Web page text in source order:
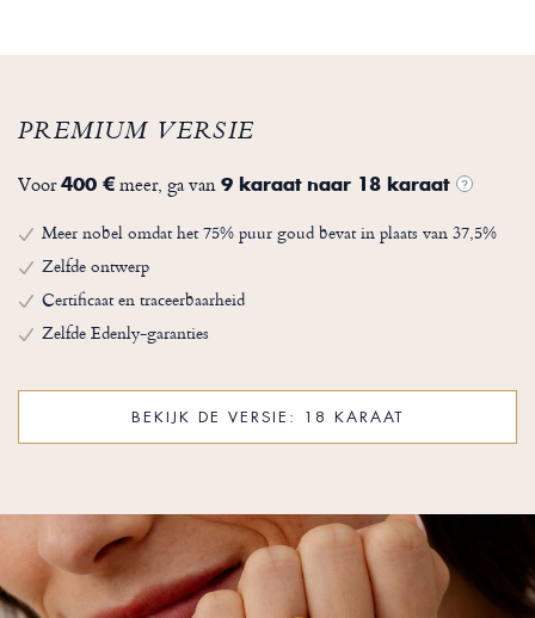
PREMIUM VERSIE
Voor400 €meer, ga van 9 karaat naar 18 karaat ?
Meer nobel omdat het 75% puur goud bevat in plaats van 37,5%
Zelfde ontwerp
Certificaat en traceerbaarheid
Zelfde Edenly-garanties
BEKIJK DE VERSIE: 18 KARAAT